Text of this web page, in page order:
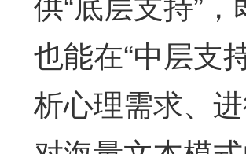
也能在“中层支
析心理需求、